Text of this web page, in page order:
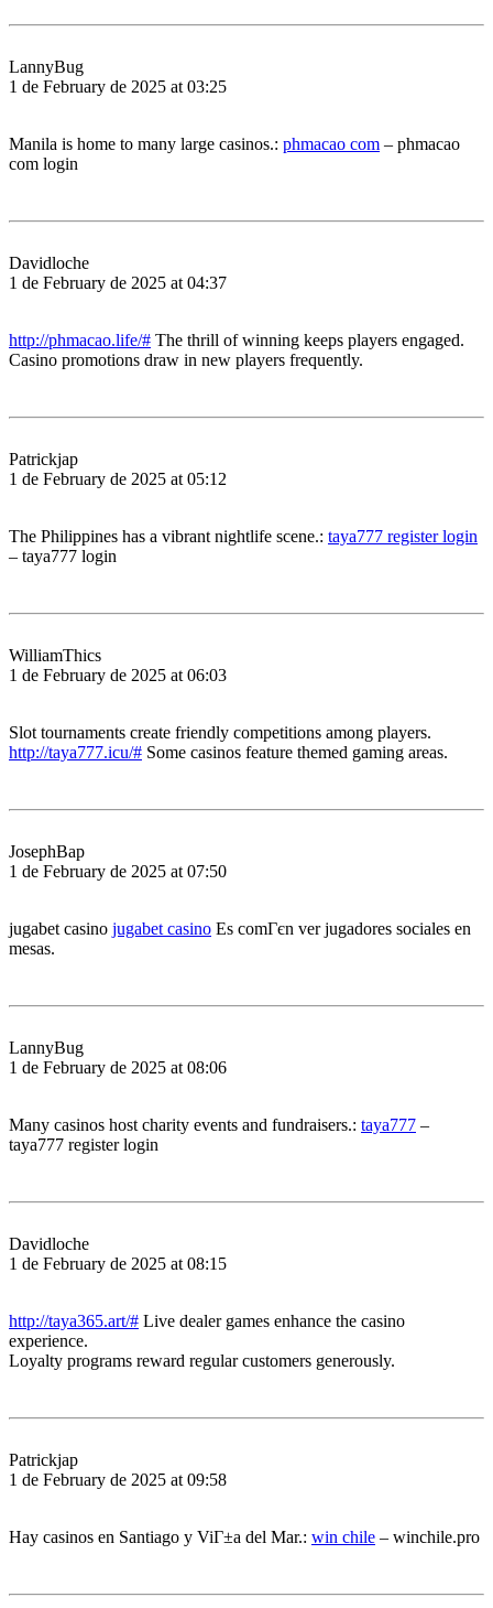
LannyBug
1 de February de 2025 at 03:25
Manila is home to many large casinos.: phmacao com – phmacao
com login
Davidloche
1 de February de 2025 at 04:37
http://phmacao.life/# The thrill of winning keeps players engaged.
Casino promotions draw in new players frequently.
Patrickjap
1 de February de 2025 at 05:12
The Philippines has a vibrant nightlife scene.: taya777 register login
– taya777 login
WilliamThics
1 de February de 2025 at 06:03
Slot tournaments create friendly competitions among players.
http://taya777.icu/# Some casinos feature themed gaming areas.
JosephBap
1 de February de 2025 at 07:50
jugabet casino jugabet casino Es comГєn ver jugadores sociales en
mesas.
LannyBug
1 de February de 2025 at 08:06
Many casinos host charity events and fundraisers.: taya777 –
taya777 register login
Davidloche
1 de February de 2025 at 08:15
http://taya365.art/# Live dealer games enhance the casino
experience.
Loyalty programs reward regular customers generously.
Patrickjap
1 de February de 2025 at 09:58
Hay casinos en Santiago y ViГ±a del Mar.: win chile – winchile.pro